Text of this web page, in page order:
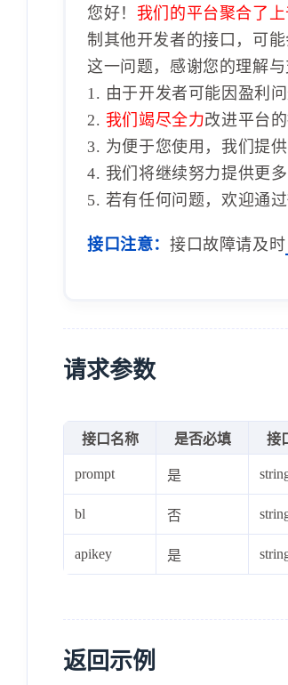
您好！ 我们的平台聚合了
制其他开发者的接口，可
这一问题，感谢您的理解与
1. 由于开发者可能因盈利
2. 我们竭尽全力改进平台
3. 为便于您使用，我们提
4. 我们将继续努力提供更多
5. 若有任何问题，欢迎通
接口注意： 接口故障请及时
请求参数
接口名称 是否必填 接
prompt 是
bl 否
apikey 是
返回示例